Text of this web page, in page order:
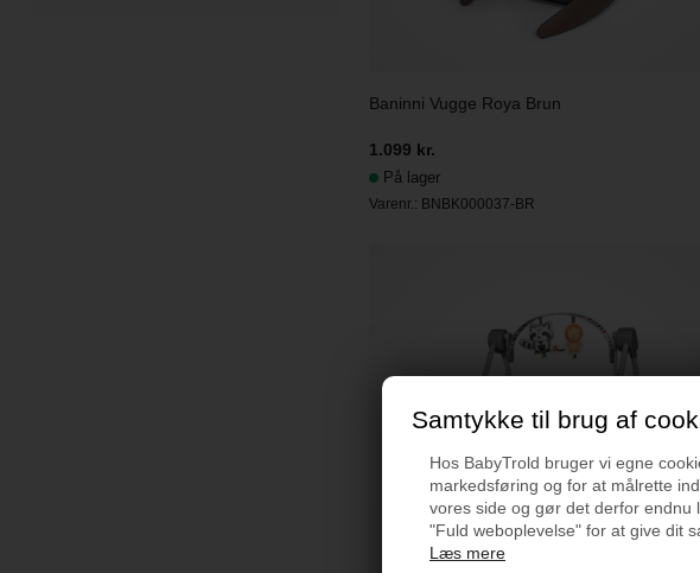
Samtykke til brug af
Hos BabyTrold bruger vi egne
markedsføring og for at målrette
vores side og gør det derfor endnu
"Fuld weboplevelse" for at give dit
Læs mere
Baninni Vugge Roya Brun
1.099 kr.
På lager
Varenr.: BNBK000037-BR